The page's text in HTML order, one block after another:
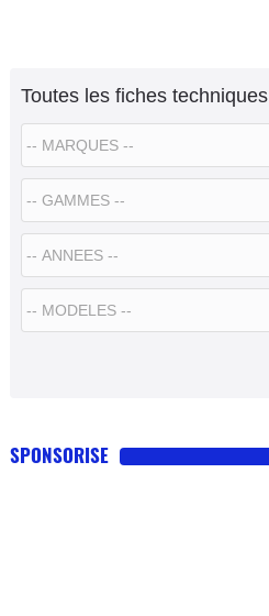
Toutes les fiches techniques
SPONSORISE